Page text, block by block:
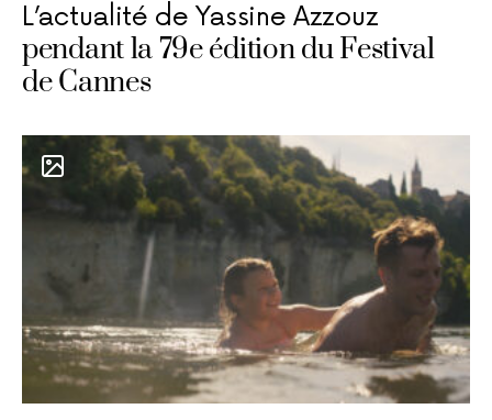
L’actualité de Yassine Azzouz
pendant la 79e édition du Festival
de Cannes